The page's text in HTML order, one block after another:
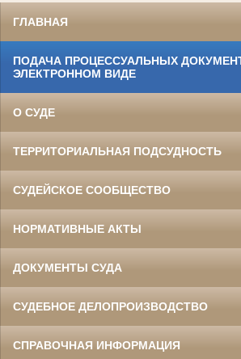
ГЛАВНАЯ
ПОДАЧА ПРОЦЕССУАЛЬНЫХ
ЭЛЕКТРОННОМ ВИДЕ
О СУДЕ
ТЕРРИТОРИАЛЬНАЯ ПОДСУДНОСТЬ
СУДЕЙСКОЕ СООБЩЕСТВО
НОРМАТИВНЫЕ АКТЫ
ДОКУМЕНТЫ СУДА
СУДЕБНОЕ ДЕЛОПРОИЗВОДСТВО
СПРАВОЧНАЯ ИНФОРМАЦИЯ